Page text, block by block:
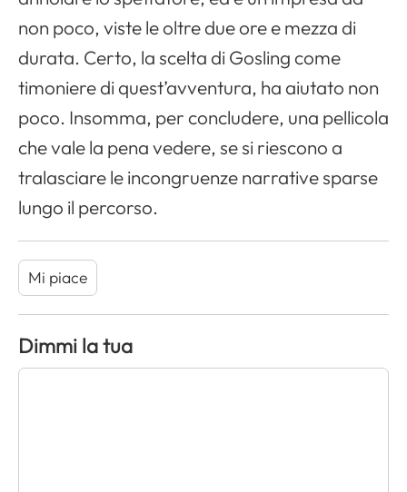
non poco, viste le oltre due ore e mezza di
durata. Certo, la scelta di Gosling come
timoniere di quest’avventura, ha aiutato non
poco. Insomma, per concludere, una pellicola
che vale la pena vedere, se si riescono a
tralasciare le incongruenze narrative sparse
lungo il percorso.
Mi piace
Dimmi la tua